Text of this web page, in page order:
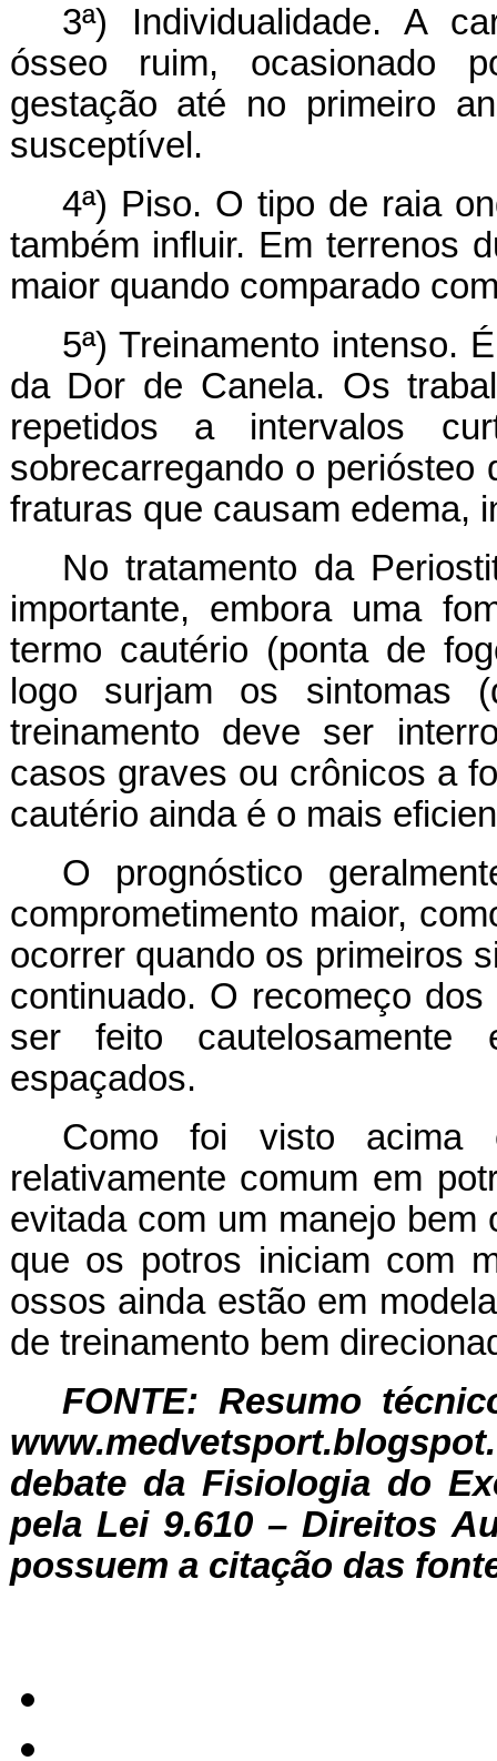
3ª) Individualidade. A
ósseo ruim, ocasionado
gestação até no primeiro
susceptível.
4ª) Piso. O tipo de raia
também influir. Em terrenos
maior quando comparado
5ª) Treinamento intenso.
da Dor de Canela. Os
repetidos a intervalos
sobrecarregando o periósteo
fraturas que causam edema,
No tratamento da
importante, embora uma
termo cautério (ponta de
logo surjam os sintomas
treinamento deve ser
casos graves ou crônicos a
cautério ainda é o mais
O prognóstico
comprometimento maior,
ocorrer quando os primeiros
continuado. O recomeço
ser feito
espaçados.
Como foi visto
relativamente comum em
evitada com um manejo bem
que os potros iniciam com
ossos ainda estão em
de treinamento bem
FONTE: Resumo
debate da Fisiologia do
pela Lei 9.610 – Direitos
possuem a citação das